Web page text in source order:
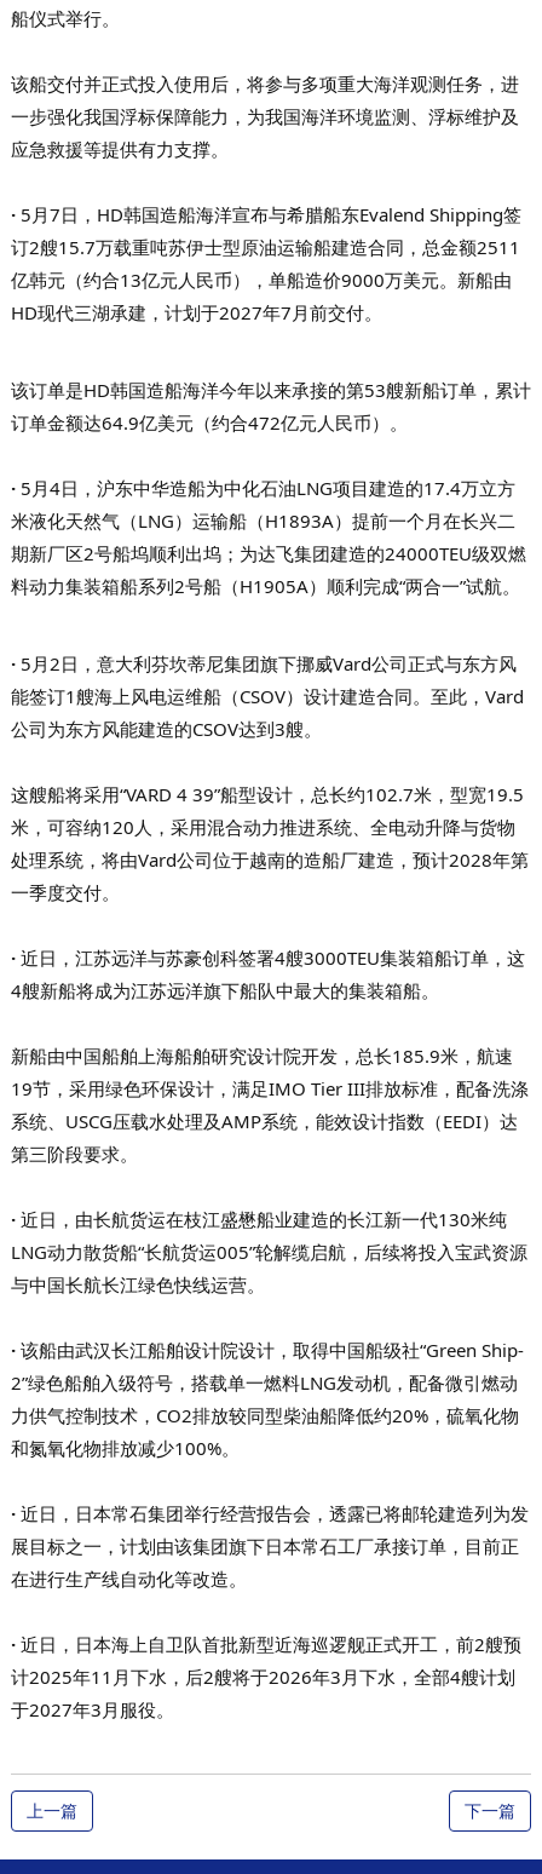
船仪式举行。
该船交付并正式投入使用后，将参与多项重大海洋观测任务，进
一步强化我国浮标保障能力，为我国海洋环境监测、浮标维护及
应急救援等提供有力支撑。
· 5月7日，HD韩国造船海洋宣布与希腊船东Evalend Shipping签
订2艘15.7万载重吨苏伊士型原油运输船建造合同，总金额2511
亿韩元（约合13亿元人民币），单船造价9000万美元。新船由
HD现代三湖承建，计划于2027年7月前交付。
该订单是HD韩国造船海洋今年以来承接的第53艘新船订单，累计
订单金额达64.9亿美元（约合472亿元人民币）。
· 5月4日，沪东中华造船为中化石油LNG项目建造的17.4万立方
米液化天然气（LNG）运输船（H1893A）提前一个月在长兴二
期新厂区2号船坞顺利出坞；为达飞集团建造的24000TEU级双燃
料动力集装箱船系列2号船（H1905A）顺利完成“两合一”试航。
· 5月2日，意大利芬坎蒂尼集团旗下挪威Vard公司正式与东方风
能签订1艘海上风电运维船（CSOV）设计建造合同。至此，Vard
公司为东方风能建造的CSOV达到3艘。
这艘船将采用“VARD 4 39”船型设计，总长约102.7米，型宽19.5
米，可容纳120人，采用混合动力推进系统、全电动升降与货物
处理系统，将由Vard公司位于越南的造船厂建造，预计2028年第
一季度交付。
· 近日，江苏远洋与苏豪创科签署4艘3000TEU集装箱船订单，这
4艘新船将成为江苏远洋旗下船队中最大的集装箱船。
新船由中国船舶上海船舶研究设计院开发，总长185.9米，航速
19节，采用绿色环保设计，满足IMO Tier III排放标准，配备洗涤
系统、USCG压载水处理及AMP系统，能效设计指数（EEDI）达
第三阶段要求。
· 近日，由长航货运在枝江盛懋船业建造的长江新一代130米纯
LNG动力散货船“长航货运005”轮解缆启航，后续将投入宝武资源
与中国长航长江绿色快线运营。
· 该船由武汉长江船舶设计院设计，取得中国船级社“Green Ship-
2”绿色船舶入级符号，搭载单一燃料LNG发动机，配备微引燃动
力供气控制技术，CO2排放较同型柴油船降低约20%，硫氧化物
和氮氧化物排放减少100%。
· 近日，日本常石集团举行经营报告会，透露已将邮轮建造列为发
展目标之一，计划由该集团旗下日本常石工厂承接订单，目前正
在进行生产线自动化等改造。
· 近日，日本海上自卫队首批新型近海巡逻舰正式开工，前2艘预
计2025年11月下水，后2艘将于2026年3月下水，全部4艘计划
于2027年3月服役。
上一篇 下一篇